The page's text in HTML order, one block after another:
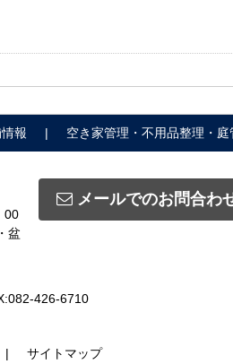
報 空き家管理・不用品整理・庭
00
盆
メールでのお問合わ
426-6710
サイトマップ